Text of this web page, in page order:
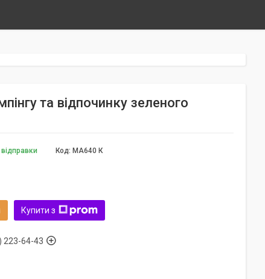
та відпочинку зеленого
Код: MA640 К
Купити з
223-64-43